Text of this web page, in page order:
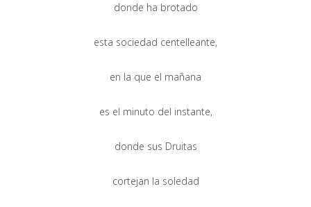
donde ha brotado
esta sociedad centelleante,
en la que el mañana
es el minuto del instante,
donde sus Druitas
cortejan la soledad